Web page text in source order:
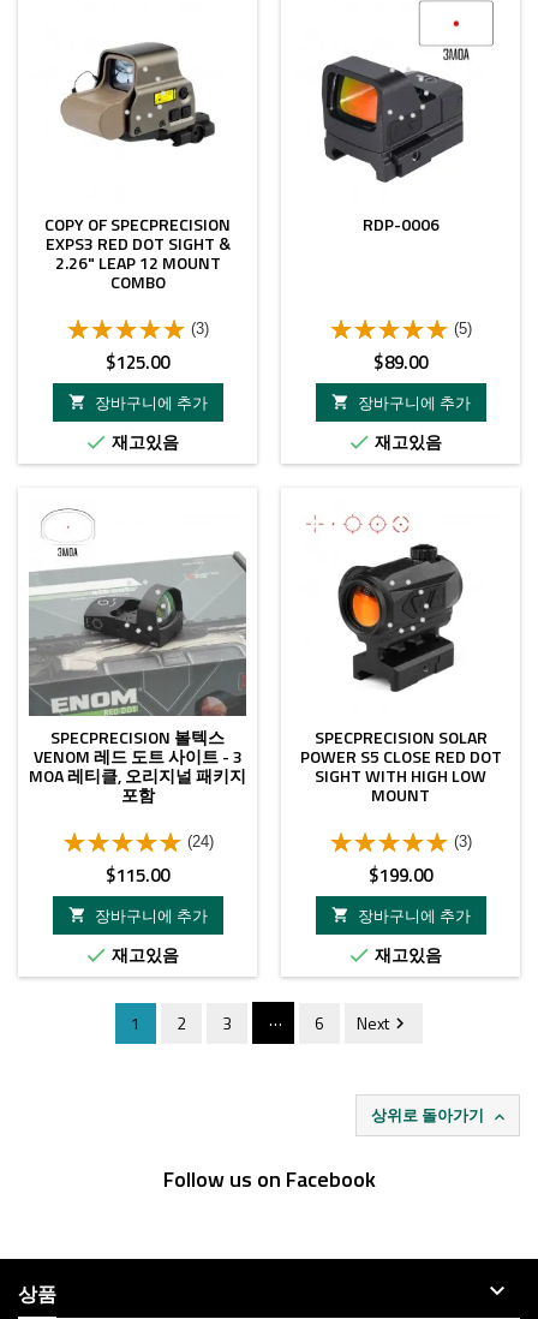
COPY OF SPECPRECISION
EXPS3 RED DOT SIGHT &
2.26" LEAP 12 MOUNT
COMBO
(3)
가
격
$125.00

장바구니에 추가
 재고있음
RDP-0006
(5)
가
격
$89.00

장바구니에 추가
 재고있음
SPECPRECISION 볼텍스
VENOM 레드 도트 사이트 - 3
MOA 레티클, 오리지널 패키지
포함
(24)
가
격
$115.00

장바구니에 추가
 재고있음
SPECPRECISION SOLAR
POWER S5 CLOSE RED DOT
SIGHT WITH HIGH LOW
MOUNT
(3)
가
격
$199.00

장바구니에 추가
 재고있음
1 2 3 … 6 Next
상위로 돌아가기 
Follow us on Facebook
상품 